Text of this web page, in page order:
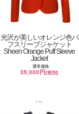
光沢が美しいオレンジ色パ
フスリーブジャケット
Sheen Orange Puff Sleeve
Jacket
通常価格
39,000円(税別)